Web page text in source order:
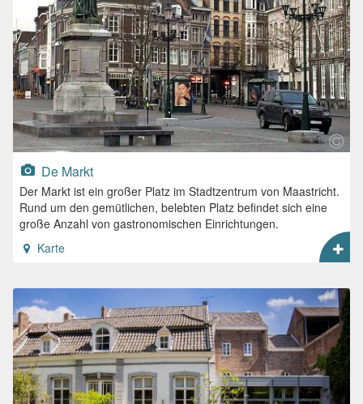
De Markt
Der Markt ist ein großer Platz im Stadtzentrum von Maastricht.
Rund um den gemütlichen, belebten Platz befindet sich eine
große Anzahl von gastronomischen Einrichtungen.
Karte